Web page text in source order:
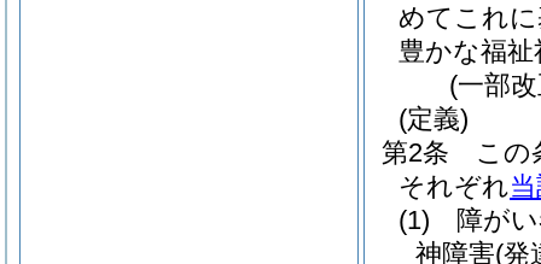
めてこれ
豊かな福
(一部
(定義)
第2条
この
それぞれ
(1)
障が
神障害(発